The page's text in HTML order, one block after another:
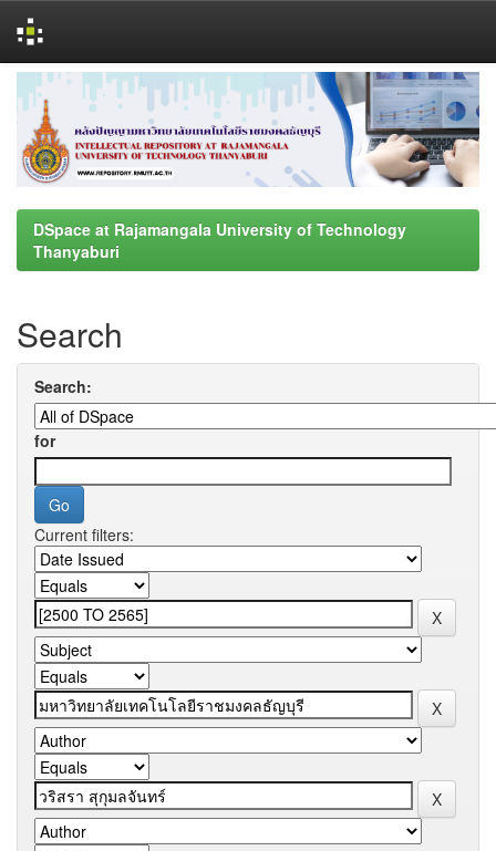
navigation
DSpace at Rajamangala University of Technology
Thanyaburi
Search
Search:
for
Current filters: